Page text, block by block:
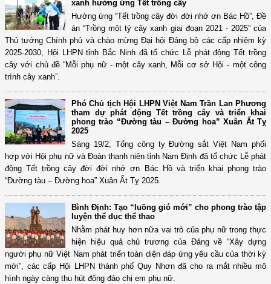
xanh hưởng ứng Tết trồng cây
Hưởng ứng “Tết trồng cây đời đời nhớ ơn Bác Hồ”, Đề
án “Trồng một tỷ cây xanh giai đoạn 2021 - 2025” của
Thủ tướng Chính phủ và chào mừng Đại hội Đảng bộ các cấp nhiệm kỳ
2025-2030, Hội LHPN tỉnh Bắc Ninh đã tổ chức Lễ phát động Tết trồng
cây với chủ đề “Mỗi phụ nữ - một cây xanh, Mỗi cơ sở Hội - một công
trình cây xanh”.
Phó Chủ tịch Hội LHPN Việt Nam Trần Lan Phương
tham dự phát động Tết trồng cây và triển khai
phong trào “Đường tàu – Đường hoa” Xuân Ất Tỵ
2025
Sáng 19/2, Tổng công ty Đường sắt Việt Nam phối
hợp với Hội phụ nữ và Đoàn thanh niên tỉnh Nam Định đã tổ chức Lễ phát
động Tết trồng cây đời đời nhớ ơn Bác Hồ và triển khai phong trào
“Đường tàu – Đường hoa” Xuân Ất Tỵ 2025.
Bình Định: Tạo “luồng gió mới” cho phong trào tập
luyện thể dục thể thao
Nhằm phát huy hơn nữa vai trò của phụ nữ trong thực
hiện hiệu quả chủ trương của Đảng về “Xây dựng
người phụ nữ Việt Nam phát triển toàn diện đáp ứng yêu cầu của thời kỳ
mới”, các cấp Hội LHPN thành phố Quy Nhơn đã cho ra mắt nhiều mô
hình ngày càng thu hút đông đảo chị em phụ nữ.